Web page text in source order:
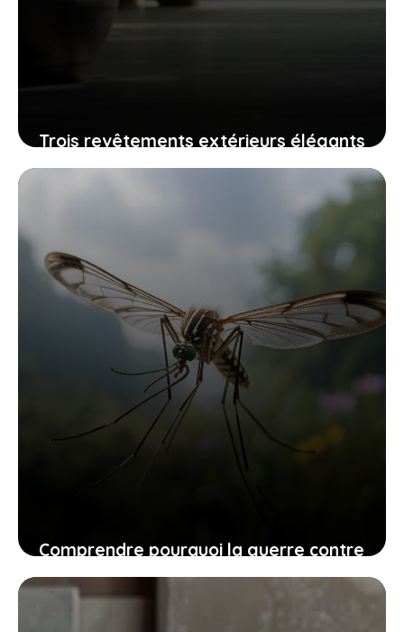
Trois revêtements extérieurs élégants
qui résistent au temps sans grand
Comprendre pourquoi la guerre contre
les moustiques doit être une priorité
dès le printemps